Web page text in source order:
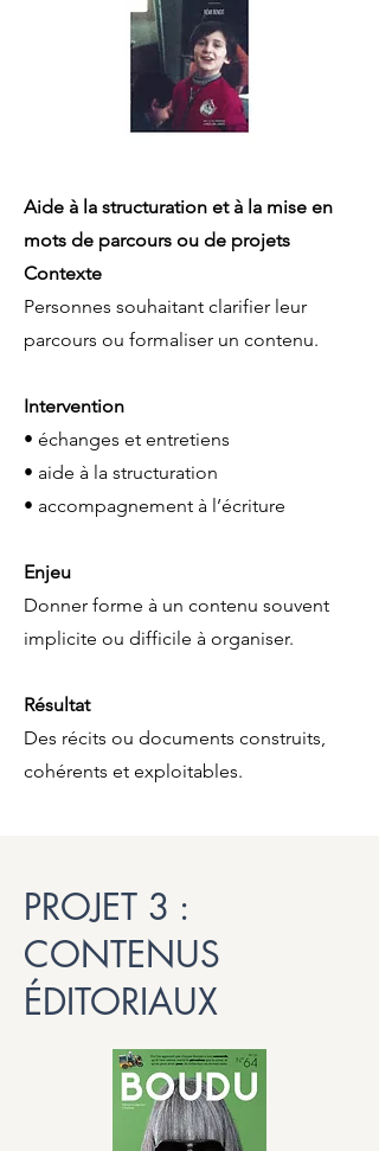
Aide à la structuration et à la mise en
mots de parcours ou de projets
Contexte
Personnes souhaitant clarifier leur
parcours ou formaliser un contenu.
Intervention
• échanges et entretiens
• aide à la structuration
• accompagnement à l’écriture
Enjeu
Donner forme à un contenu souvent
implicite ou difficile à organiser.
Résultat
Des récits ou documents construits,
cohérents et exploitables.
PROJET 3 :
CONTENUS
ÉDITORIAUX